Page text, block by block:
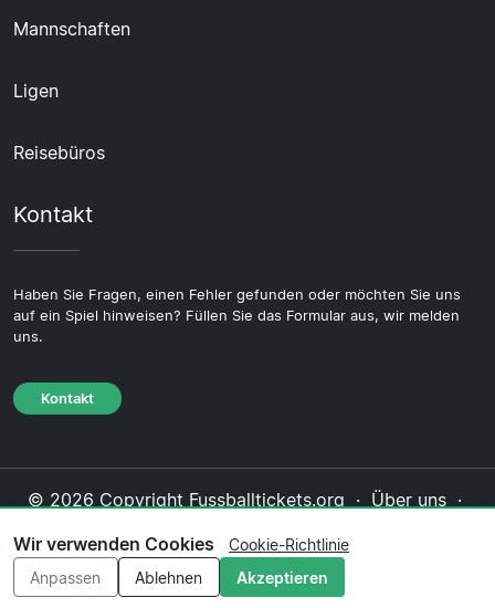
Mannschaften
Ligen
Reisebüros
Kontakt
Haben Sie Fragen, einen Fehler gefunden oder möchten Sie uns
auf ein Spiel hinweisen? Füllen Sie das Formular aus, wir melden
uns.
Kontakt
© 2026 Copyright Fussballtickets.org · Über uns ·
Cookie-Richtlinie·Redaktionelle Richtlinie
Wir verwenden Cookies
Cookie-Richtlinie
Anpassen
Ablehnen Akzeptieren